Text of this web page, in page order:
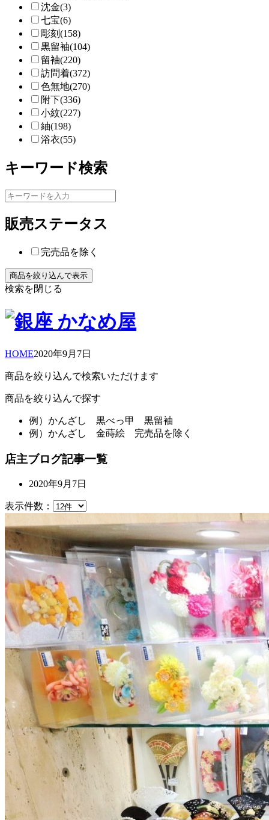
沈金(3)
七宝(6)
彫刻(158)
黒留袖(104)
留袖(220)
訪問着(372)
色無地(270)
附下(336)
小紋(227)
紬(198)
浴衣(55)
キーワード検索
販売ステータス
完売品を除く
検索を閉じる
HOME2020年9月 7日
商品を絞り込んで検索いただけます
商品を絞り込んで探す
例） かんざし 黒べっ甲 黒留袖
例） かんざし 金蒔絵 完売品を除く
店主ブログ記事一覧
2020年9月7日
表示件数：